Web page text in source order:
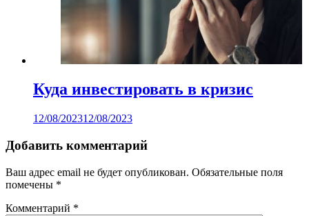
Куда инвестировать в кризис
12/08/202312/08/2023
Добавить комментарий
Ваш адрес email не будет опубликован. Обязательные поля
помечены *
Комментарий *